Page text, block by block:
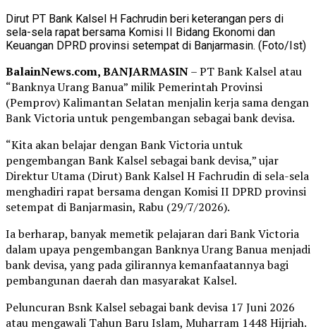
Dirut PT Bank Kalsel H Fachrudin beri keterangan pers di
sela-sela rapat bersama Komisi II Bidang Ekonomi dan
Keuangan DPRD provinsi setempat di Banjarmasin. (Foto/Ist)
BalainNews.com, BANJARMASIN– PT Bank Kalsel atau
“Banknya Urang Banua” milik Pemerintah Provinsi
(Pemprov) Kalimantan Selatan menjalin kerja sama dengan
Bank Victoria untuk pengembangan sebagai bank devisa.
“Kita akan belajar dengan Bank Victoria untuk
pengembangan Bank Kalsel sebagai bank devisa,” ujar
Direktur Utama (Dirut) Bank Kalsel H Fachrudin di sela-sela
menghadiri rapat bersama dengan Komisi II DPRD provinsi
setempat di Banjarmasin, Rabu (29/7/2026).
Ia berharap, banyak memetik pelajaran dari Bank Victoria
dalam upaya pengembangan Banknya Urang Banua menjadi
bank devisa, yang pada gilirannya kemanfaatannya bagi
pembangunan daerah dan masyarakat Kalsel.
Peluncuran Bsnk Kalsel sebagai bank devisa 17 Juni 2026
atau mengawali Tahun Baru Islam, Muharram 1448 Hijriah.